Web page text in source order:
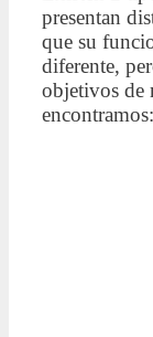
presentan
que su
diferente,
objetivos de
encontramos: